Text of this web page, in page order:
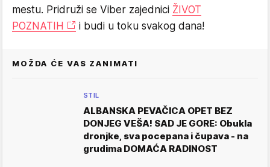
mestu. Pridruži se Viber zajednici ŽIVOT
POZNATIH
i budi u toku svakog dana!
MOŽDA ĆE VAS ZANIMATI
STIL
ALBANSKA PEVAČICA OPET BEZ
DONJEG VEŠA! SAD JE GORE: Obukla
dronjke, sva pocepana i čupava - na
grudima DOMAĆA RADINOST